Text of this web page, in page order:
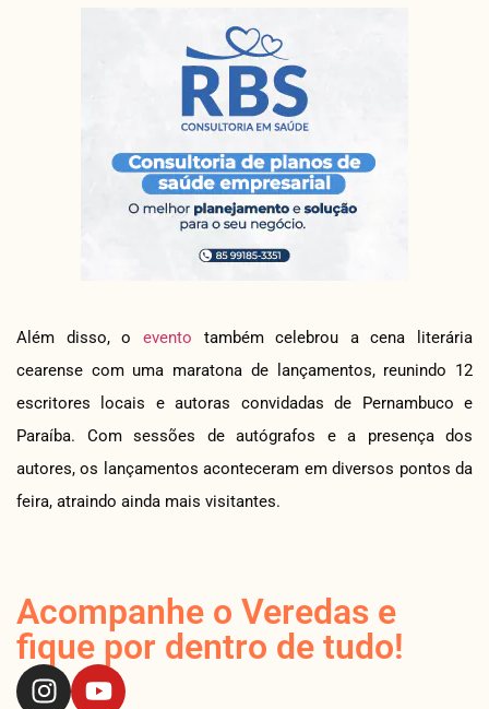
Além disso, o evento também celebrou a cena literária
cearense com uma maratona de lançamentos, reunindo 12
escritores locais e autoras convidadas de Pernambuco e
Paraíba. Com sessões de autógrafos e a presença dos
autores, os lançamentos aconteceram em diversos pontos da
feira, atraindo ainda mais visitantes.
Acompanhe o Veredas e
fique por dentro de tudo!